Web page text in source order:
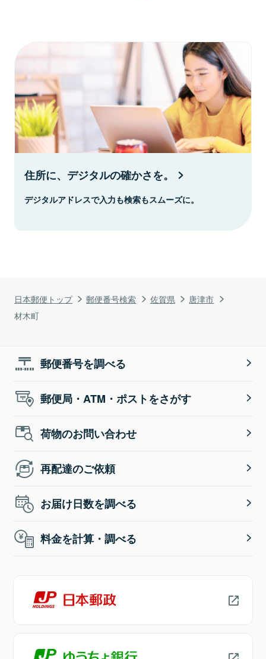
日本郵便トップ 郵便番号検索 佐賀県
唐津市
材木町
住所に、デジタルの確かさを。
デジタルアドレスで入力も検索もスムーズに。
郵便番号を調べる
郵便局・ATM・ポストをさがす
荷物のお問い合わせ
再配達のご依頼
お届け日数を調べる
料金を計算・調べる